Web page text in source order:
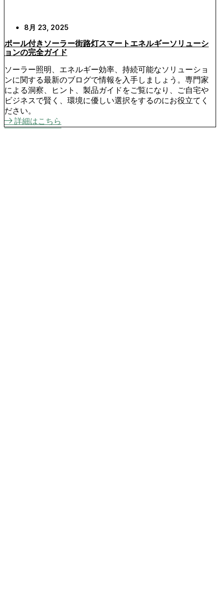
8月 23, 2025
ポール付きソーラー街路灯スマートエネルギーソリューシ
ョンの完全ガイド
ソーラー照明、エネルギー効率、持続可能なソリューショ
ンに関する最新のブログで情報を入手しましょう。専門家
による洞察、ヒント、製品ガイドをご覧になり、ご自宅や
ビジネスで賢く、環境に優しい選択をするのにお役立てく
ださい。
詳細はこちら